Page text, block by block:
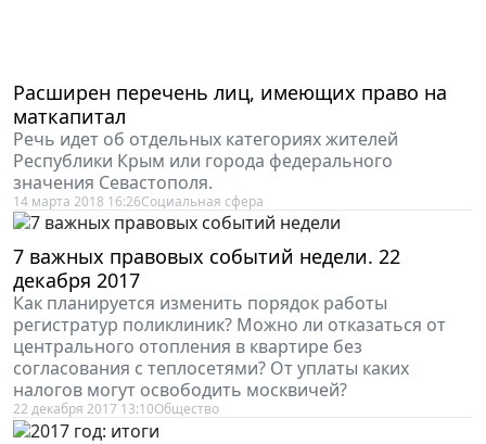
Расширен перечень лиц, имеющих право на
маткапитал
Речь идет об отдельных категориях жителей
Республики Крым или города федерального
значения Севастополя.
14 марта 2018 16:26Социальная сфера
7 важных правовых событий недели. 22
декабря 2017
Как планируется изменить порядок работы
регистратур поликлиник? Можно ли отказаться от
центрального отопления в квартире без
согласования с теплосетями? От уплаты каких
налогов могут освободить москвичей?
22 декабря 2017 13:10Общество